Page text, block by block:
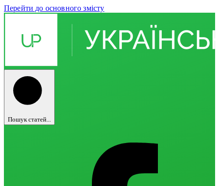
Перейти до основного змісту
Пошук статей...